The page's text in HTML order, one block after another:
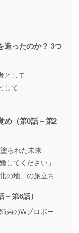
造ったのか？ 3つ
として
して
め（第0話～第2
られた未来
してください」
の地」の旅立ち
第6話）
弟のWプロポー